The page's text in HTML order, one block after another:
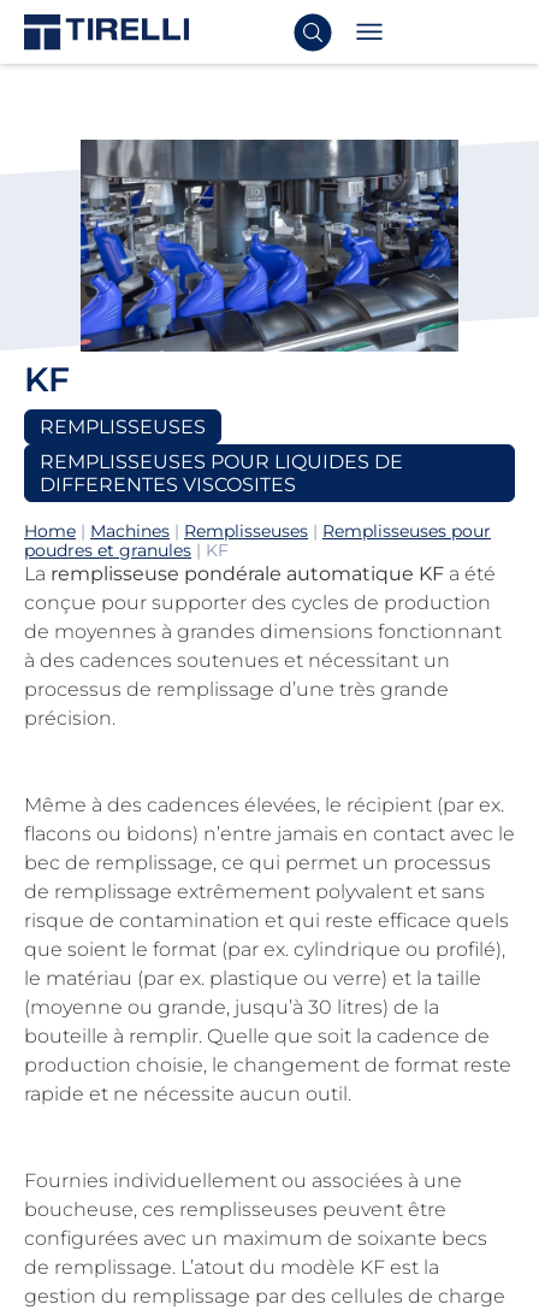
KF
REMPLISSEUSES
REMPLISSEUSES POUR LIQUIDES DE
DIFFERENTES VISCOSITES
Home | Machines | Remplisseuses | Remplisseuses pour
poudres et granules | KF
La remplisseuse pondérale automatique KF a été
conçue pour supporter des cycles de production
de moyennes à grandes dimensions fonctionnant
à des cadences soutenues et nécessitant un
processus de remplissage d’une très grande
précision.
Même à des cadences élevées, le récipient (par ex.
flacons ou bidons) n’entre jamais en contact avec le
bec de remplissage, ce qui permet un processus
de remplissage extrêmement polyvalent et sans
risque de contamination et qui reste efficace quels
que soient le format (par ex. cylindrique ou profilé),
le matériau (par ex. plastique ou verre) et la taille
(moyenne ou grande, jusqu’à 30 litres) de la
bouteille à remplir. Quelle que soit la cadence de
production choisie, le changement de format reste
rapide et ne nécessite aucun outil.
Fournies individuellement ou associées à une
boucheuse, ces remplisseuses peuvent être
configurées avec un maximum de soixante becs
de remplissage. L’atout du modèle KF est la
gestion du remplissage par des cellules de charge